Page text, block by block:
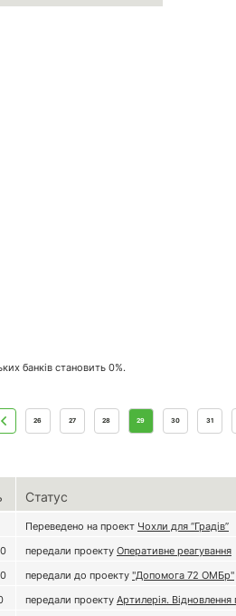
банків становить 0%.
26 27 28 29 30 31
Статус
Переведено на проект Чохли для “Градів”
передали проекту Оперативне реагування
передали до проекту "Допомога 72 ОМБр"
передали проекту Артилерія. Відновлення